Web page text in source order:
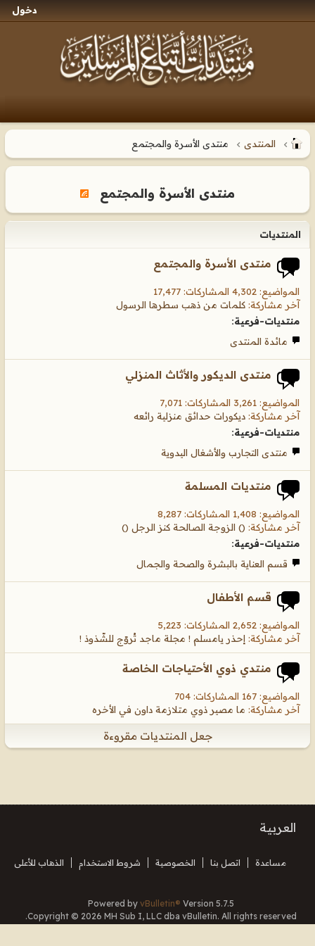
دخول
المنتدى منتدى الأسرة والمجتمع
منتدى الأسرة والمجتمع
المنتديات
منتدى الأسرة والمجتمع
المواضيع: 4,302 المشاركات: 17,477
آخر مشاركة: كلمات من ذهب سطرها الرسول
منتديات-فرعية:
مائدة المنتدى
منتدى الديكور والأثاث المنزلي
المواضيع: 3,261 المشاركات: 7,071
آخر مشاركة: ديكورات حدائق منزلية رائعه
منتديات-فرعية:
منتدى التجارب والأشغال اليدوية
منتديات المسلمة
المواضيع: 1,408 المشاركات: 8,287
آخر مشاركة: () الزوجة الصالحة كنز الرجل ()
منتديات-فرعية:
قسم العناية بالبشرة والصحة والجمال
قسم الأطفال
المواضيع: 2,652 المشاركات: 5,223
آخر مشاركة: إحذر يامسلم ! مجلة ماجد تُروّج للشّذوذ !
منتدي ذوي الأحتياجات الخاصة
المواضيع: 167 المشاركات: 704
آخر مشاركة: ما مصير ذوي متلازمة داون في الأخره
جعل المنتديات مقروءة
العربية
مساعدة اتصل بنا الخصوصية شروط الاستخدام الذهاب للأعلى
Powered by vBulletin® Version 5.7.5
Copyright © 2026 MH Sub I, LLC dba vBulletin. All rights reserved.